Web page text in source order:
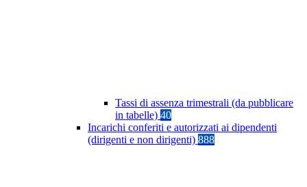
Tassi di assenza trimestrali (da pubblicare
in tabelle) 40
Incarichi conferiti e autorizzati ai dipendenti
(dirigenti e non dirigenti) 888